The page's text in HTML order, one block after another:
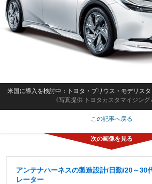
《写真提供 トヨタカスタマイジング
米国に導入を検討中：トヨタ・プリウス・モデリスタ
この記事へ戻る
アンテナハーネスの製造設計/日勤/20～30
レーター